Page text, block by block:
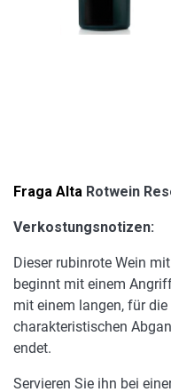
Fraga Alta Rotwein
Verkostungsnotizen:
Dieser rubinrote Wein
beginnt mit einem
mit einem langen, für
charakteristischen
endet.
Servieren Sie ihn bei